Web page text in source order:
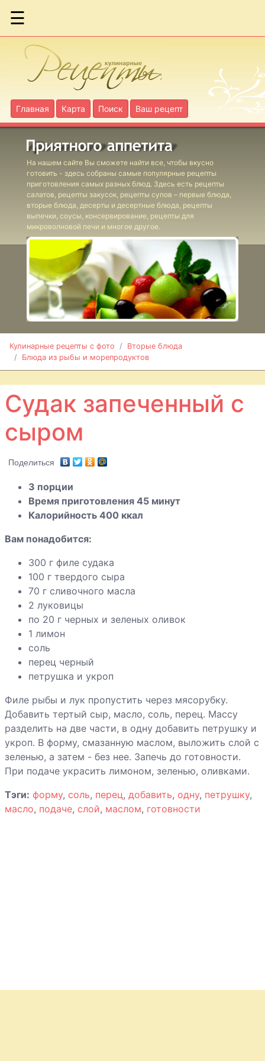
☰
Главная Карта Поиск Ваш рецепт
На нашем сайте Вы сможете найти все, чтобы вкусно
готовить - здесь собраны самые популярные рецепты
приготовления самых разных блюд. Здесь есть рецепты
салатов, рецепты закусок, рецепты супов – первые блюда,
вторые блюда, десерты и десертные блюда, рецепты
выпечки, соусы, консервирование, рецепты для
микроволновой печи и многое другое.
Кулинарные рецепты с фото
Вторые блюда
Блюда из рыбы и морепродуктов
Фаршированная
скумбрия
Форель с
помидорами
Гаше из рыбы
Кабачки
фаршированные
рыбой
Кальмары с
перловой
крупой
Кальмары в
сметанном
соусе
Караси в
сметане
Карп
фаршированный
грибами
Карп
Картофель
фаршированный
морские
гребешки с
овощами
Креветки с
картофелем и
брокколи
Лосось с
луковым
соусом
Морская рыба
Судак запеченный с
сыром
Поделиться
3 порции
Время приготовления 45 минут
Калорийность 400 ккал
Вам понадобится:
300 г филе судака
100 г твердого сыра
70 г сливочного масла
2 луковицы
по 20 г черных и зеленых оливок
1 лимон
соль
перец черный
петрушка и укроп
Филе рыбы и лук пропустить через мясорубку.
Добавить тертый сыр, масло, соль, перец. Массу
разделить на две части, в одну добавить петрушку и
укроп. В форму, смазанную маслом, выложить слой с
зеленью, а затем - без нее. Запечь до готовности.
При подаче украсить лимоном, зеленью, оливками.
Тэги: форму, соль, перец, добавить, одну, петрушку,
масло, подаче, слой, маслом, готовности